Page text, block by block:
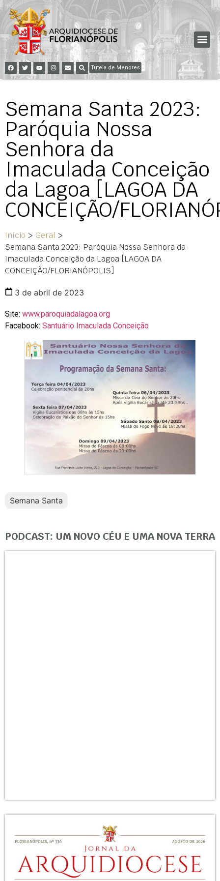
Tutela de Menores
Semana Santa 2023:
Paróquia Nossa
Senhora da
Imaculada Conceição
da Lagoa [LAGOA DA
CONCEIÇÃO/
Início > Geral >
Semana Santa 2023: Paróquia Nossa Senhora da
Imaculada Conceição da Lagoa [LAGOA DA
CONCEIÇÃO/FLORIANÓPOLIS]
3 de abril de 2023
Site: www.paroquiadalagoa.org
Facebook: Santuário Imaculada Conceição
Semana Santa
PODCAST: UM NOVO CÉU E UMA NOVA TERRA